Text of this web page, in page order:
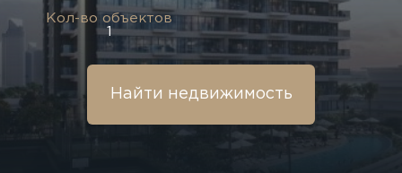
Кол-во объектов
1
Найти недвижимость